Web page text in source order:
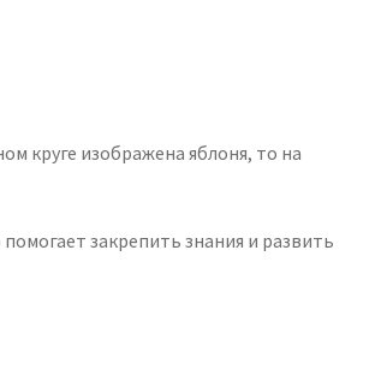
круге изображена яблоня, то на
закрепить знания и развить